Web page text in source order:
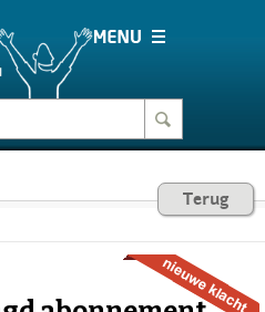
Terug